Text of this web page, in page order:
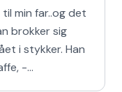
min far..og det
brokker sig
i stykker. Han
-